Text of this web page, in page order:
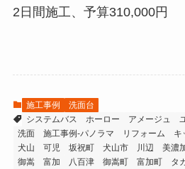
2日間施工、予算310,000円
施工事例
洗面台
システムバス
ホーロー アメージュ
洗面
施工事例-パノラマ リフォーム キ
犬山
可児 坂祝町 犬山市 川辺 美濃
御嵩
富加 八百津 御嵩町 富加町 タ